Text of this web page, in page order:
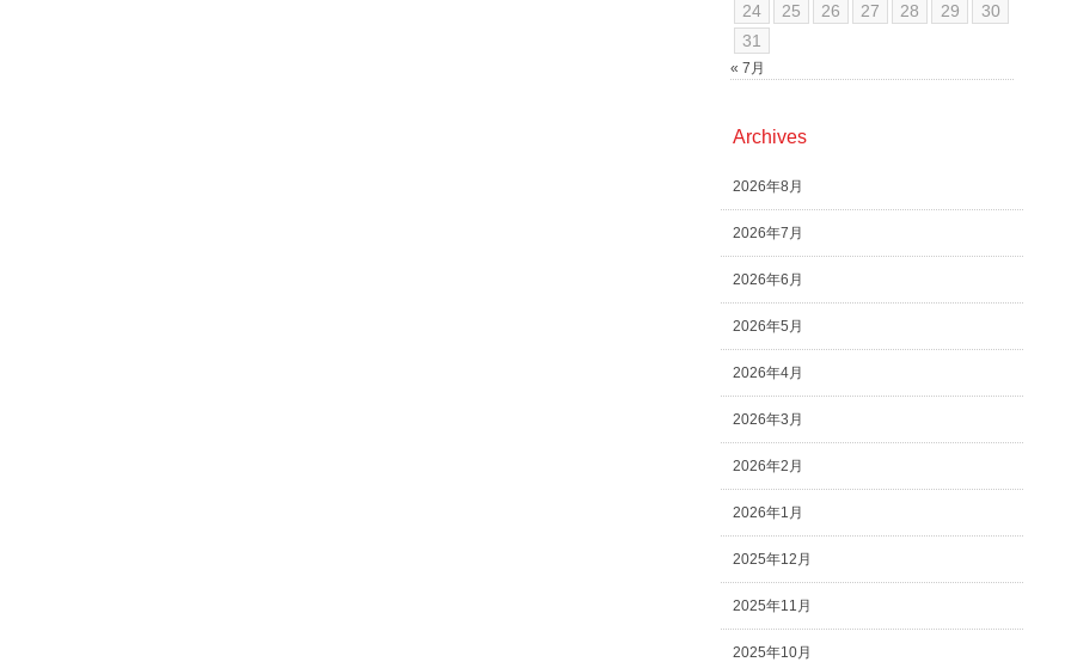
24
25 26 27 28 29
30
31
« 7月
Archives
2026年8月
2026年7月
2026年6月
2026年5月
2026年4月
2026年3月
2026年2月
2026年1月
2025年12月
2025年11月
2025年10月